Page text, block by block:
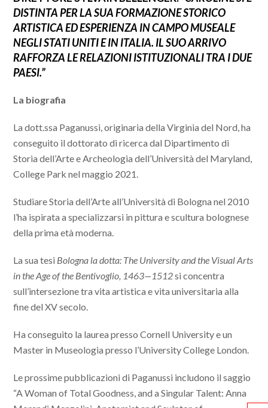
DISTINTA PER LA SUA FORMAZIONE STORICO
ARTISTICA ED ESPERIENZA IN CAMPO MUSEALE
NEGLI STATI UNITI E IN ITALIA. IL SUO ARRIVO
RAFFORZA LE RELAZIONI ISTITUZIONALI TRA I DUE
PAESI.”
La biografia
La dott.ssa Paganussi, originaria della Virginia del Nord, ha
conseguito il dottorato di ricerca dal Dipartimento di
Storia dell’Arte e Archeologia dell’Università del Maryland,
College Park nel maggio 2021.
Studiare Storia dell’Arte all’Università di Bologna nel 2010
l’ha ispirata a specializzarsi in pittura e scultura bolognese
della prima età moderna.
La sua tesi Bologna la dotta: The University and the Visual Arts
in the Age of the Bentivoglio, 1463—1512si concentra
sull’intersezione tra vita artistica e vita universitaria alla
fine del XV secolo.
Ha conseguito la laurea presso Cornell University e un
Master in Museologia presso l’University College London.
Le prossime pubblicazioni di Paganussi includono il saggio
“A Woman of Total Goodness, and a Singular Talent: Anna